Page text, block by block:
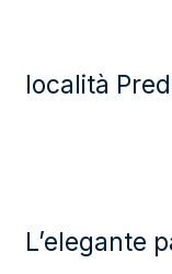
località
L’elegante